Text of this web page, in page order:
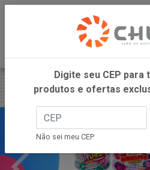
Digite seu CEP
produtos e ofertas
Não sei meu CEP